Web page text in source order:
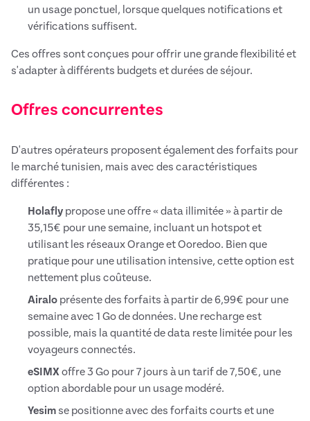
un usage ponctuel, lorsque quelques notifications et
vérifications suffisent.
Ces offres sont conçues pour offrir une grande flexibilité et
s'adapter à différents budgets et durées de séjour.
Offres concurrentes
D'autres opérateurs proposent également des forfaits pour
le marché tunisien, mais avec des caractéristiques
différentes :
Holafly propose une offre « data illimitée » à partir de
35,15€ pour une semaine, incluant un hotspot et
utilisant les réseaux Orange et Ooredoo. Bien que
pratique pour une utilisation intensive, cette option est
nettement plus coûteuse.
Airalo présente des forfaits à partir de 6,99€ pour une
semaine avec 1 Go de données. Une recharge est
possible, mais la quantité de data reste limitée pour les
voyageurs connectés.
eSIMXoffre 3 Go pour 7 jours à un tarif de 7,50€, une
option abordable pour un usage modéré.
Yesim se positionne avec des forfaits courts et une